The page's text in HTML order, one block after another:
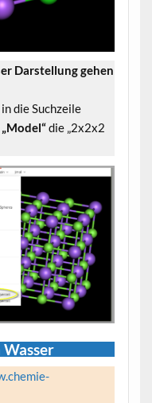
Darstellung gehen
die Suchzeile
„Model“die „2x2x2